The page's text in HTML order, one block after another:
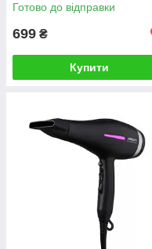
Готово до відправки
699 ₴
Купити